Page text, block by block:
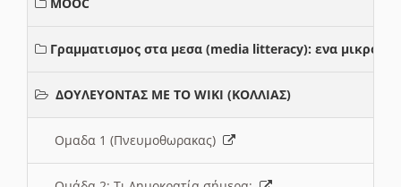
Γραμματισμος στα μεσα (media litteracy): ενα μικρο
ΔΟΥΛΕΥΟΝΤΑΣ ΜΕ ΤΟ WIKI (ΚΟΛΛΙΑΣ)
Ομαδα 1 (Πνευμοθωρακας)